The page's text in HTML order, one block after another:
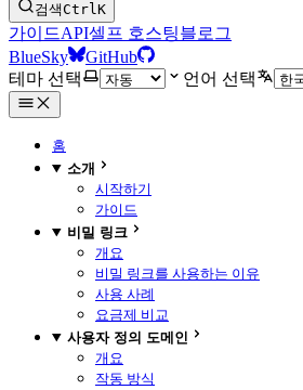
검색CtrlK
가이드API셀프 호스팅블로그
BlueSky
GitHub
테마 선택
언어 선택
홈
소개
시작하기
가이드
비밀 링크
개요
비밀 링크를 사용하는 이유
사용 사례
요금제 비교
사용자 정의 도메인
개요
작동 방식